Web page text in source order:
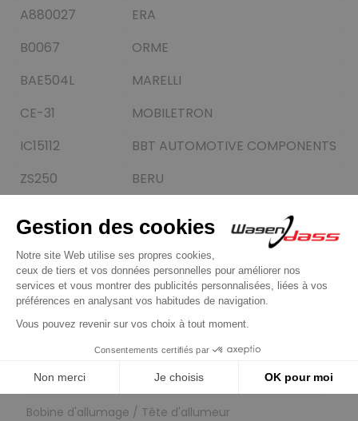
A880027
ERA
B0067
ORME
BAE504L
MARELLI
CE-31
MOBILETRON
IC15112
BBT AUTOMOTIVE COMPONENTS
ZS250
BERU
16 autres produits dans la même
catégorie :
Précédent
Suivant
Rupture de stock
Bobine d'allumage / Tête d'allumeur